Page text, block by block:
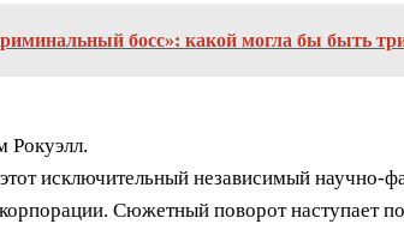
босс»: какой могла бы быть
Рокуэлл.
исключительный независимый
Сюжетный поворот наступает